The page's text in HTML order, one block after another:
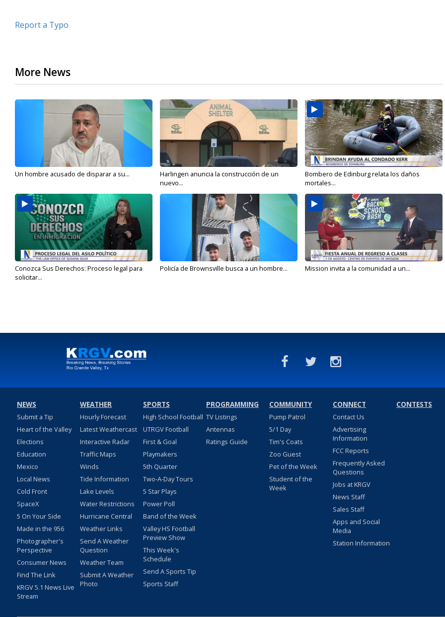
Report a Typo
More News
Un hombre acusado de disparar a su...
Harlingen anuncia la construcción de un
nuevo...
Bombero de Edinburg relata los daños
mortales...
Conozca Sus Derechos: Proceso legal para
solicitar...
Policía de Brownsville busca a un hombre... Mission invita a la comunidad a un...
NEWS
Submit a Tip
Heart of the Valley
Elections
Education
Mexico
Local News
Cold Front
SpaceX
5 On Your Side
Made in the 956
Photographer's
Perspective
Consumer News
Find The Link
KRGV 5.1 News Live
Stream
WEATHER
Hourly Forecast
Latest Weathercast
Interactive Radar
Traffic Maps
Winds
Tide Information
Lake Levels
Water Restrictions
Hurricane Central
Weather Links
Send A Weather
Question
Weather Team
Submit A Weather
Photo
SPORTS
High School Football
UTRGV Football
First & Goal
Playmakers
5th Quarter
Two-A-Day Tours
5 Star Plays
Power Poll
Band of the Week
Valley HS Football
Preview Show
This Week's
Schedule
Send A Sports Tip
Sports Staff
PROGRAMMING
TV Listings
Antennas
Ratings Guide
COMMUNITY
Pump Patrol
5/1 Day
Tim's Coats
Zoo Guest
Pet of the Week
Student of the
Week
CONNECT
Contact Us
Advertising
Information
FCC Reports
Frequently Asked
Questions
Jobs at KRGV
News Staff
Sales Staff
Apps and Social
Media
Station Information
CONTESTS